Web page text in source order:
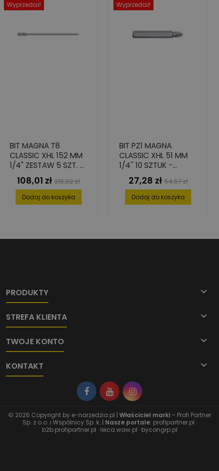
Wyprzedaż!
BIT MAGNA T8
CLASSIC XHL 152 MM
1/4" ZESTAW 5 SZT. -
WYDAJNOŚĆ I
TRWAŁOŚĆ
Cena
108,01 zł Cena
podstawowa
216,02 zł
Dodaj do koszyka
Wyprzedaż!
BIT PZ1 MAGNA
CLASSIC XHL 51 MM
1/4'' 10 SZTUK -
DOSKONAŁA
PRZYCZEPNOŚĆ
Cena
27,28 zł Cena
podstawowa
54,57 zł
Dodaj do koszyka
PRODUKTY 
STREFA KLIENTA 
TWOJE KONTO 
KONTAKT 
© 2026 Copyright by e-narzedzia.pl | Właściciel marki– Profi Partner
Sp. z o.o. i Wspólnicy Sp. k. | Nasze portale: profipartner.pl ·
b2b.profipartner.pl · leica.waw.pl · bycongrp.pl